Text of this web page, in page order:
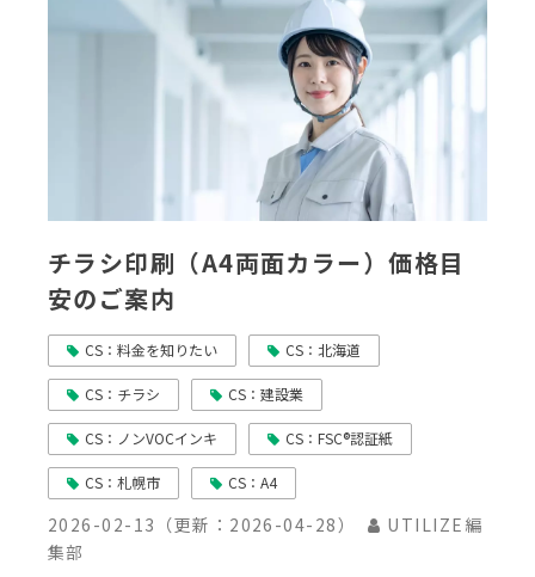
チラシ印刷（A4両面カラー）価格目
安のご案内
CS：料金を知りたい CS：北海道
CS：チラシ CS：建設業
CS：ノンVOCインキ CS：FSC®認証紙
CS：札幌市 CS：A4
2026-02-13 （更新： 2026-04-28）
UTILIZE編
集部